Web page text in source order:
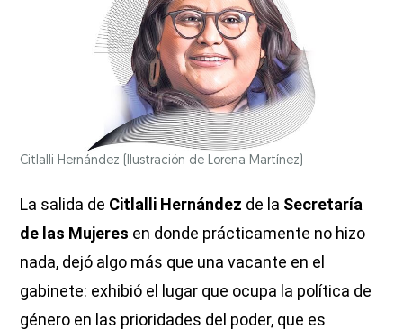
Citlalli Hernández (Ilustración de Lorena Martínez)
La salida de Citlalli Hernández de la Secretaría
de las Mujeres en donde prácticamente no hizo
nada, dejó algo más que una vacante en el
gabinete: exhibió el lugar que ocupa la política de
género en las prioridades del poder, que es